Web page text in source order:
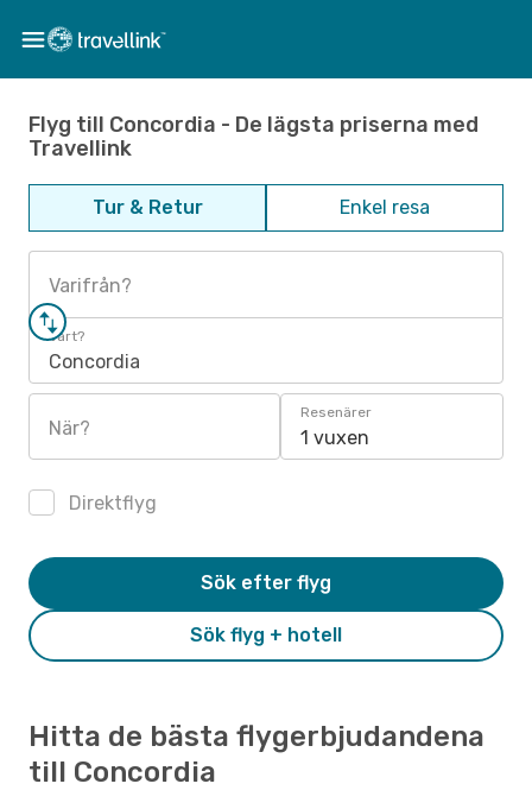
Flyg till Concordia - De lägsta priserna med
Travellink
Tur & Retur Enkel resa
Varifrån?
Vart?
Concordia
När?
Resenärer
1 vuxen
Direktflyg
Sök flyg + hotell
Sök efter flyg
Hitta de bästa flygerbjudandena
till Concordia